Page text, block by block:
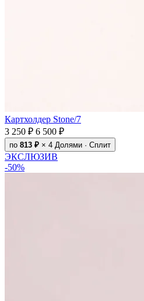
Картхолдер Stone/7
3 250 ₽ 6 500 ₽
по 813 ₽ × 4 Долями · Сплит
ЭКСЛЮЗИВ
-50%